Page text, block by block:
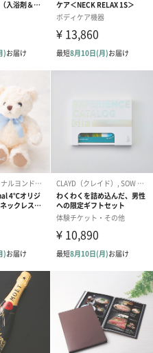
ホワイトグリ
（1,650円）
ブーケ（ピン
（1,650円）
フラワー
・プリザーブドフラワーを同
います。予めご了承くださ
す。
ーブドフラワー
ブルー）
）
アミュレット
ク）（1,500